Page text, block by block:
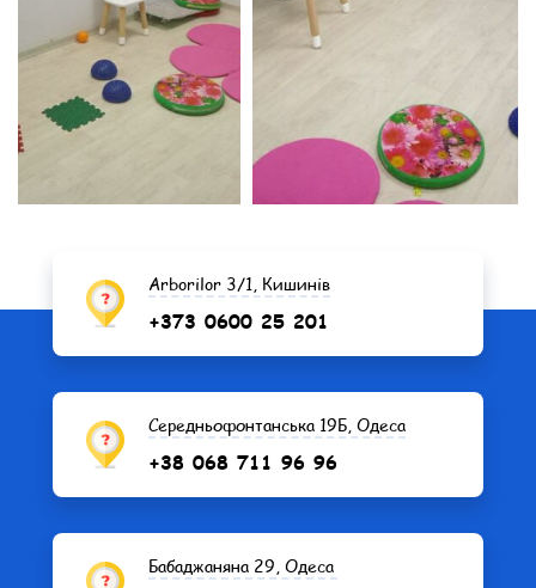
Arborilor 3/1, Кишинів
+373 0600 25 201
Середньофонтанська 19Б, Одеса
+38 068 711 96 96
Бабаджаняна 29, Одеса